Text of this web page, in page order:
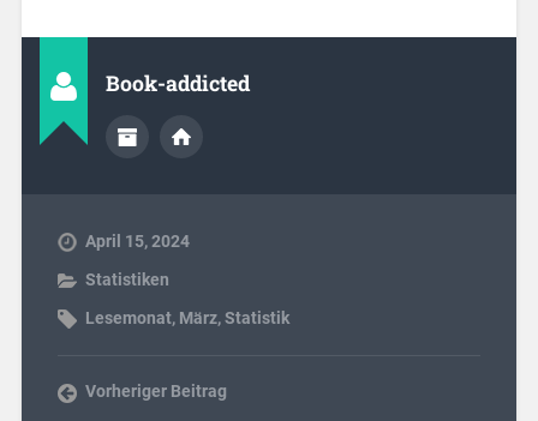
Book-addicted
April 15, 2024
Statistiken
Lesemonat, März,Statistik
Vorheriger Beitrag